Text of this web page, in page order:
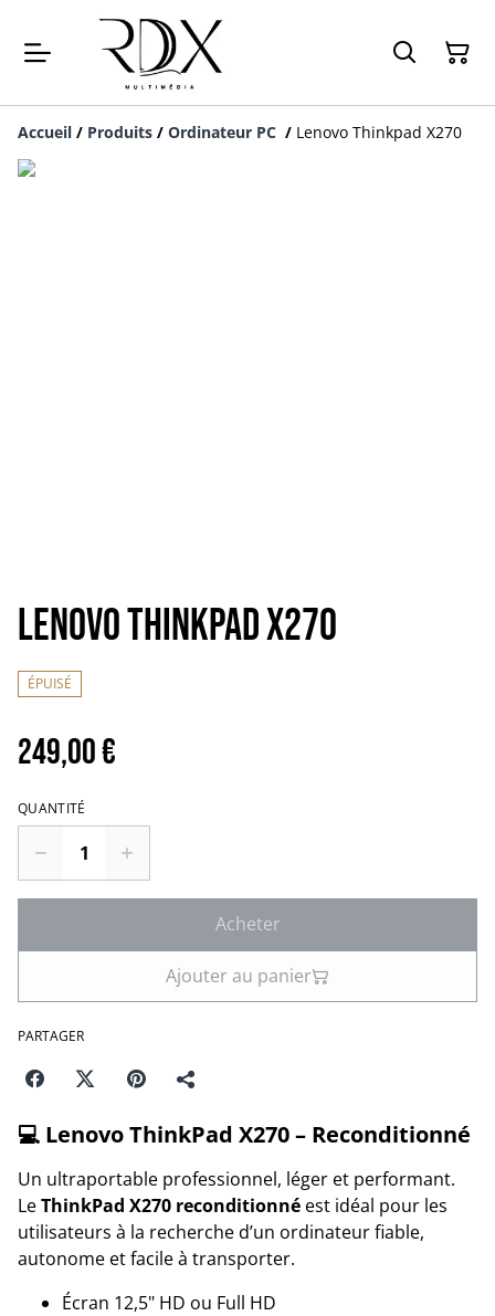
Accueil / Produits / Ordinateur PC / Lenovo Thinkpad X270
Lenovo Thinkpad X270
ÉPUISÉ
249,00 €
QUANTITÉ
Acheter
Ajouter au panier
PARTAGER
💻 Lenovo ThinkPad X270 – Reconditionné
Un ultraportable professionnel, léger et performant.
LeThinkPad X270 reconditionné est idéal pour les
utilisateurs à la recherche d’un ordinateur fiable,
autonome et facile à transporter.
Écran 12,5" HD ou Full HD